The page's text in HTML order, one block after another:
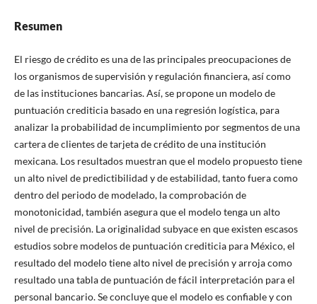
Resumen
El riesgo de crédito es una de las principales preocupaciones de
los organismos de supervisión y regulación financiera, así como
de las instituciones bancarias. Así, se propone un modelo de
puntuación crediticia basado en una regresión logística, para
analizar la probabilidad de incumplimiento por segmentos de una
cartera de clientes de tarjeta de crédito de una institución
mexicana. Los resultados muestran que el modelo propuesto tiene
un alto nivel de predictibilidad y de estabilidad, tanto fuera como
dentro del periodo de modelado, la comprobación de
monotonicidad, también asegura que el modelo tenga un alto
nivel de precisión. La originalidad subyace en que existen escasos
estudios sobre modelos de puntuación crediticia para México, el
resultado del modelo tiene alto nivel de precisión y arroja como
resultado una tabla de puntuación de fácil interpretación para el
personal bancario. Se concluye que el modelo es confiable y con